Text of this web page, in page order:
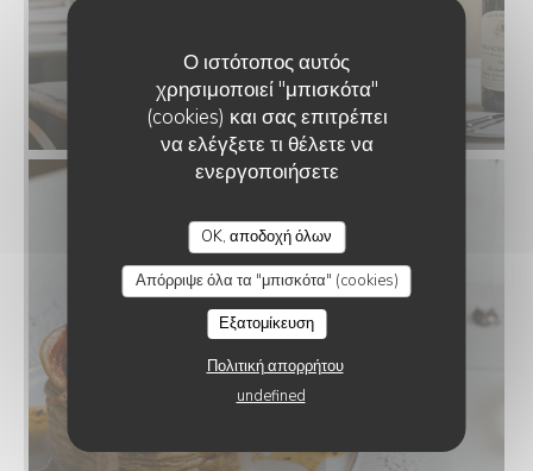
Ο ιστότοπος αυτός
χρησιμοποιεί "μπισκότα"
(cookies) και σας επιτρέπει
να ελέγξετε τι θέλετε να
ενεργοποιήσετε
OK, αποδοχή όλων
Απόρριψε όλα τα "μπισκότα" (cookies)
Εξατομίκευση
Πολιτική απορρήτου
undefined